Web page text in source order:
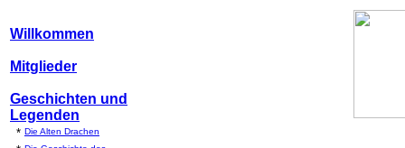
Willkommen
Mitglieder
Geschichten und
Legenden
* Die Alten Drachen